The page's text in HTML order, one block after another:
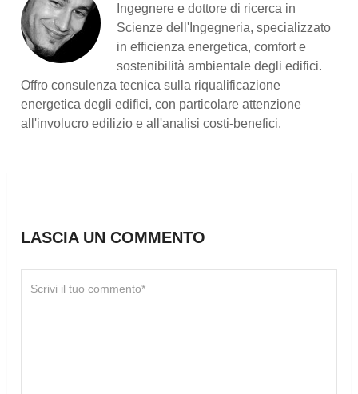
Ingegnere e dottore di ricerca in
Scienze dell'Ingegneria, specializzato
in efficienza energetica, comfort e
sostenibilità ambientale degli edifici.
Offro consulenza tecnica sulla riqualificazione
energetica degli edifici, con particolare attenzione
all'involucro edilizio e all'analisi costi-benefici.
LASCIA UN COMMENTO